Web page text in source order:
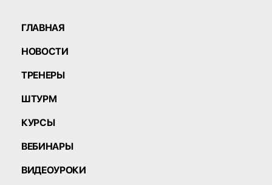
ГЛАВНАЯ
НОВОСТИ
ТРЕНЕРЫ
ШТУРМ
КУРСЫ
ВЕБИНАРЫ
ВИДЕОУРОКИ